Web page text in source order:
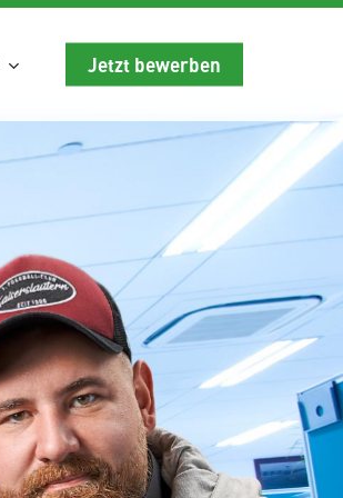
Jetzt bewerben